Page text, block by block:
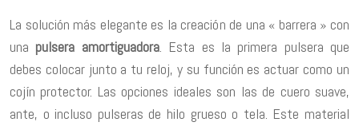
La solución más elegante es la creación de una « barrera » con
una pulsera amortiguadora. Esta es la primera pulsera que
debes colocar junto a tu reloj, y su función es actuar como un
cojín protector. Las opciones ideales son las de cuero suave,
ante, o incluso pulseras de hilo grueso o tela. Este material